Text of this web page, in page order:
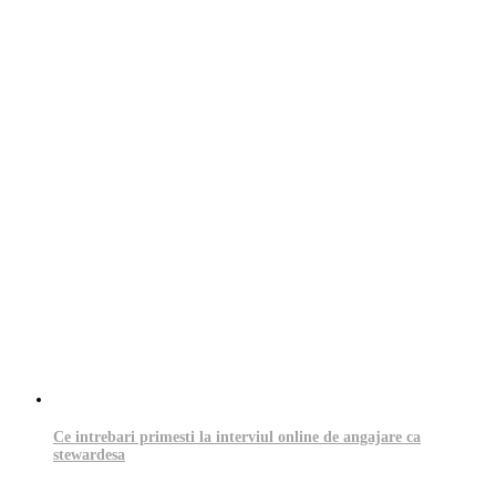
Ce intrebari primesti la interviul online de angajare ca
stewardesa